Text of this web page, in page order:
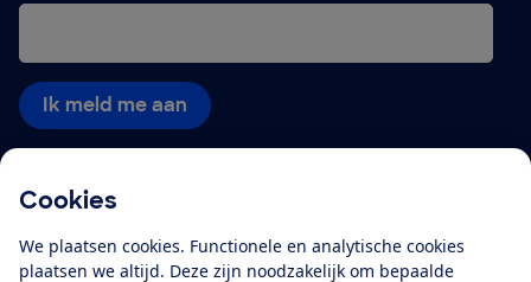
Cookies
We plaatsen cookies. Functionele en analytische cookies
plaatsen we altijd. Deze zijn noodzakelijk om bepaalde
Ik meld me aan
Service & Contact
Over ons